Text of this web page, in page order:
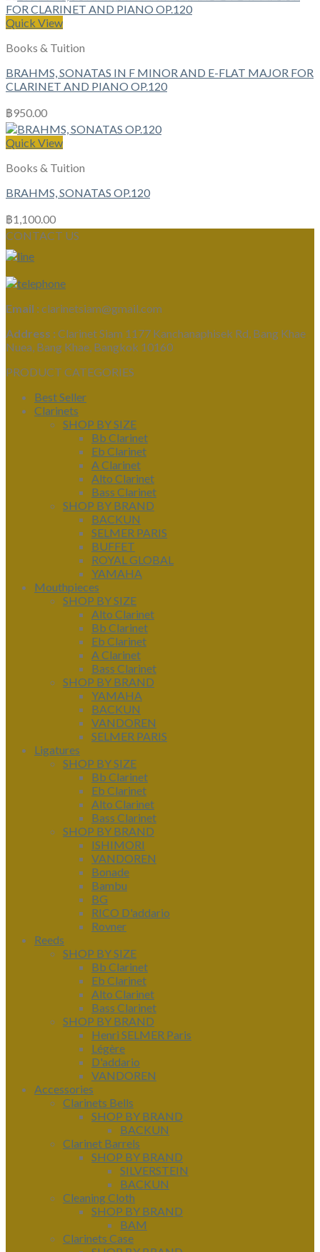
Quick View
Books & Tuition
BRAHMS, SONATAS IN F MINOR AND E-FLAT MAJOR FOR
CLARINET AND PIANO OP.120
฿950.00
Quick View
Books & Tuition
BRAHMS, SONATAS OP.120
฿1,100.00
CONTACT US
Email : clarinetsiam@gmail.com
Address : Clarinet Siam 1177 Kanchanaphisek Rd, Bang Khae
Nuea, Bang Khae, Bangkok 10160
PRODUCT CATEGORIES
Best Seller
Clarinets
SHOP BY SIZE
Bb Clarinet
Eb Clarinet
A Clarinet
Alto Clarinet
Bass Clarinet
SHOP BY BRAND
BACKUN
SELMER PARIS
BUFFET
ROYAL GLOBAL
YAMAHA
Mouthpieces
SHOP BY SIZE
Alto Clarinet
Bb Clarinet
Eb Clarinet
A Clarinet
Bass Clarinet
SHOP BY BRAND
YAMAHA
BACKUN
VANDOREN
SELMER PARIS
Ligatures
SHOP BY SIZE
Bb Clarinet
Eb Clarinet
Alto Clarinet
Bass Clarinet
SHOP BY BRAND
ISHIMORI
VANDOREN
Bonade
Bambu
BG
RICO D'addario
Rovner
Reeds
SHOP BY SIZE
Bb Clarinet
Eb Clarinet
Alto Clarinet
Bass Clarinet
SHOP BY BRAND
Henri SELMER Paris
Légère
D'addario
VANDOREN
Accessories
Clarinets Bells
SHOP BY BRAND
BACKUN
Clarinet Barrels
SHOP BY BRAND
SILVERSTEIN
BACKUN
Cleaning Cloth
SHOP BY BRAND
BAM
Clarinets Case